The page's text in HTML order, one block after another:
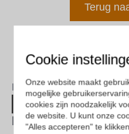
Terug
Deel deze pagina
Recente berichten
Cookie
Onze website maakt
mogelijke
cookies zijn noodzakelijk
de website. U kunt onze
"Alles accepteren" te